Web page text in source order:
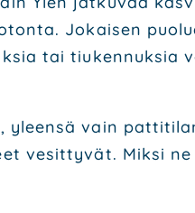
Jokai­sen
tai tiu­ken­nuk­sia
yleen­sä vain
vesit­ty­vät. Mik­si